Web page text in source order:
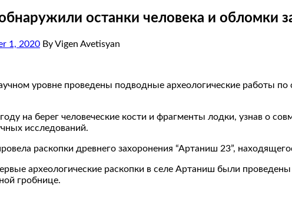
останки человека и обломки
1, 2020 By Vigen Avetisyan
уровне проведены подводные археологические работы
на берег человеческие кости и фрагменты лодки, узнав о
исследований.
раскопки древнего захоронения “Артаниш 23”,
археологические раскопки в селе Артаниш были
гробнице.